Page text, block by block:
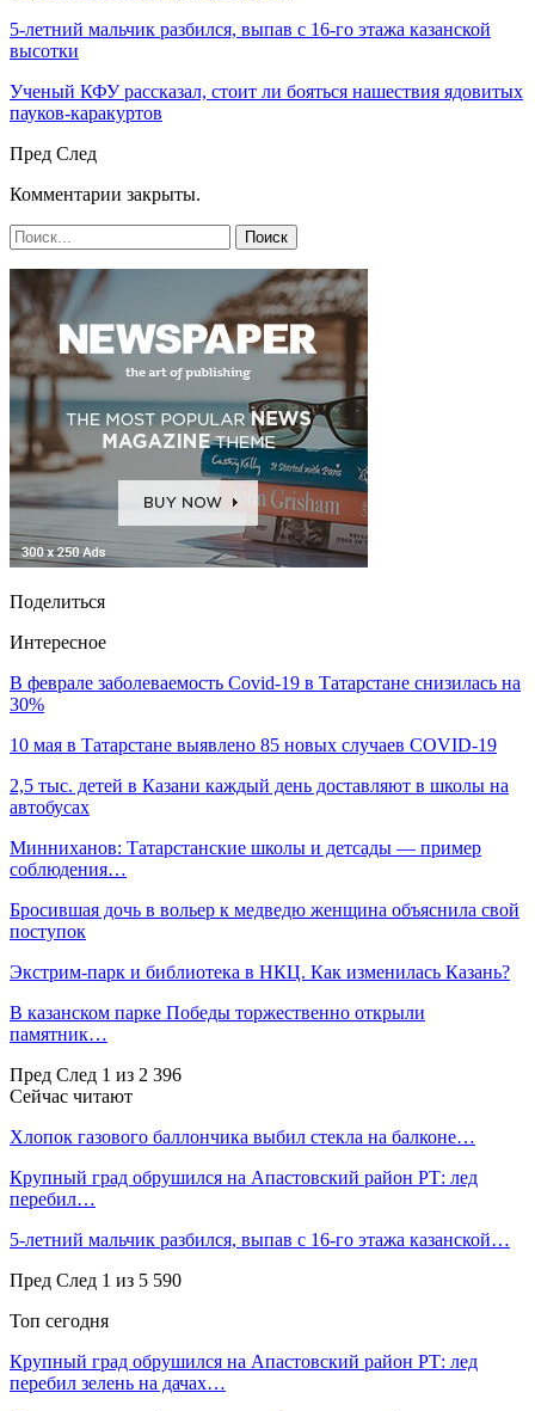
5-летний мальчик разбился, выпав с 16-го этажа казанской
высотки
Ученый КФУ рассказал, стоит ли бояться нашествия ядовитых
пауков-каракуртов
Пред След
Комментарии закрыты.
Поделиться
Интересное
В феврале заболеваемость Covid-19 в Татарстане снизилась на
30%
10 мая в Татарстане выявлено 85 новых случаев COVID-19
2,5 тыс. детей в Казани каждый день доставляют в школы на
автобусах
Минниханов: Татарстанские школы и детсады — пример
соблюдения…
Бросившая дочь в вольер к медведю женщина объяснила свой
поступок
Экстрим-парк и библиотека в НКЦ. Как изменилась Казань?
В казанском парке Победы торжественно открыли
памятник…
Пред След 1 из 2 396
Сейчас читают
Хлопок газового баллончика выбил стекла на балконе…
Крупный град обрушился на Апастовский район РТ: лед
перебил…
5-летний мальчик разбился, выпав с 16-го этажа казанской…
Пред След 1 из 5 590
Топ сегодня
Крупный град обрушился на Апастовский район РТ: лед
перебил зелень на дачах…